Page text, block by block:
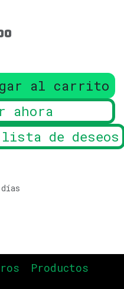
al carrito
ahora
de deseos
Productos